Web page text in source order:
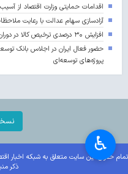
اقدامات حمایتی وزارت اقتصاد از
آزادسازی سهام عدالت با رعایت
افزایش ۳۰ درصدی ترخیص کالا در دوران جنگ ۴۰ روزه نتیجه هم‌افزایی دستگاه‌ها بود
حضور فعال ایران در اجلاس بانک
پروژه‌های توسعه‌ای
تمام حقوق این سایت متعلق به شبکه اخبار
ذکر
♿︎